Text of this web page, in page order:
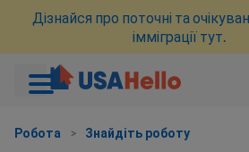
до
Дізнайся про поточні та
імміграції тут.
Робота > Знайдіть роботу